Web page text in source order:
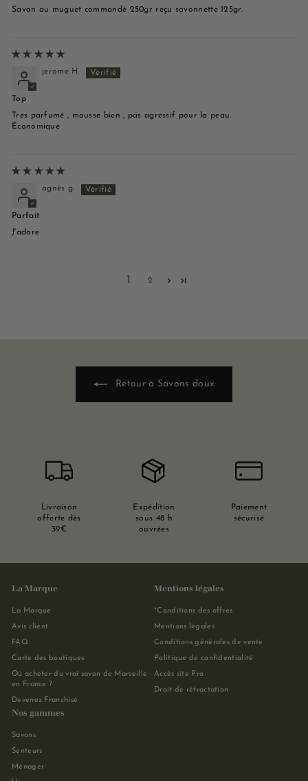
Savon au muguet commandé 250gr reçu savonnette 125gr.
jerome H.
Top
Tres parfumé , mousse bien , pas agressif pour la peau.
Économique
agnès g.
Parfait
J'adore
1 2
Retour à Savons doux
Livraison
offerte dès
39€
Expédition
sous 48 h
ouvrées
Paiement
sécurisé
La Marque
La Marque
Avis client
FAQ
Carte des boutiques
Où acheter du vrai savon de Marseille
en France ?
Devenez Franchisé
Mentions légales
*Conditions des offres
Mentions légales
Conditions générales de vente
Politique de confidentialité
Accès site Pro
Droit de rétractation
Nos gammes
Savons
Senteurs
Ménager